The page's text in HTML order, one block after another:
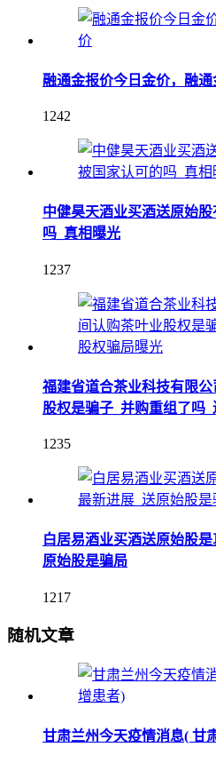
融通金报价今日金价，融
1242
中健昊天酒业买酒送原始
吗_真相曝光
1237
福建省道合茶业科技有限
股权是骗子_并购重组了吗
1235
白居易酒业买酒送原始股
原始股是骗局
1217
随机文章
甘肃兰州今天疫情消息( 甘